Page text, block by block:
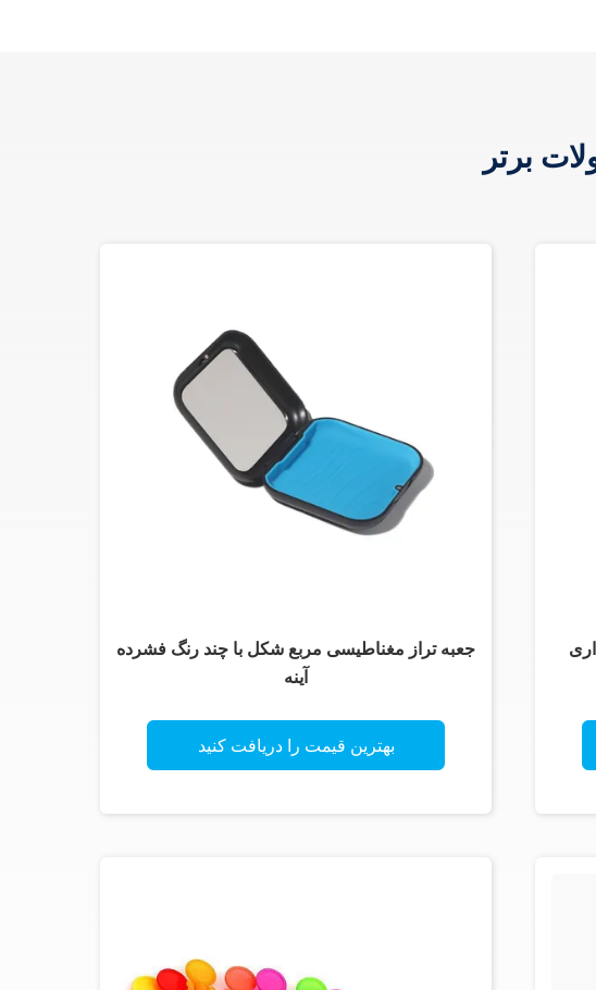
برتر
جعبه تراز مغناطیسی مربع شکل با چند رنگ فشرده
آینه
بهترین قیمت را دریافت کنید